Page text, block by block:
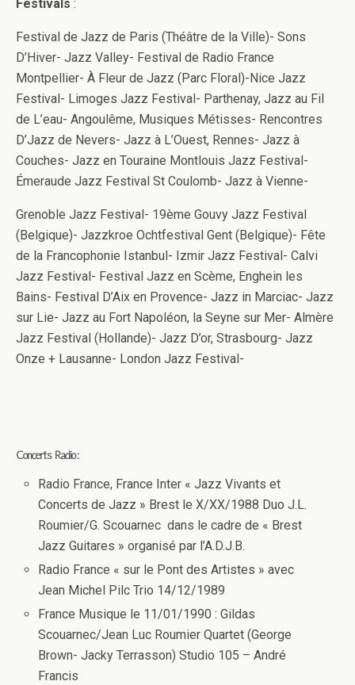
Festivals :
Festival de Jazz de Paris (Théâtre de la Ville)- Sons
D’Hiver- Jazz Valley- Festival de Radio France
Montpellier- À Fleur de Jazz (Parc Floral)-Nice Jazz
Festival- Limoges Jazz Festival- Parthenay, Jazz au Fil
de L’eau- Angoulême, Musiques Métisses- Rencontres
D’Jazz de Nevers- Jazz à L’Ouest, Rennes- Jazz à
Couches- Jazz en Touraine Montlouis Jazz Festival-
Émeraude Jazz Festival St Coulomb- Jazz à Vienne-
Grenoble Jazz Festival- 19ème Gouvy Jazz Festival
(Belgique)- Jazzkroe Ochtfestival Gent (Belgique)- Fête
de la Francophonie Istanbul- Izmir Jazz Festival- Calvi
Jazz Festival- Festival Jazz en Scème, Enghein les
Bains- Festival D’Aix en Provence- Jazz in Marciac- Jazz
sur Lie- Jazz au Fort Napoléon, la Seyne sur Mer- Almère
Jazz Festival (Hollande)- Jazz D’or, Strasbourg- Jazz
Onze + Lausanne- London Jazz Festival-
Concerts Radio :
Radio France, France Inter « Jazz Vivants et
Concerts de Jazz » Brest le X/XX/1988 Duo J.L.
Roumier/G. Scouarnec dans le cadre de « Brest
Jazz Guitares » organisé par l’A.D.J.B.
Radio France « sur le Pont des Artistes » avec
Jean Michel Pilc Trio 14/12/1989
France Musique le 11/01/1990 : Gildas
Scouarnec/Jean Luc Roumier Quartet (George
Brown- Jacky Terrasson) Studio 105 – André
Francis